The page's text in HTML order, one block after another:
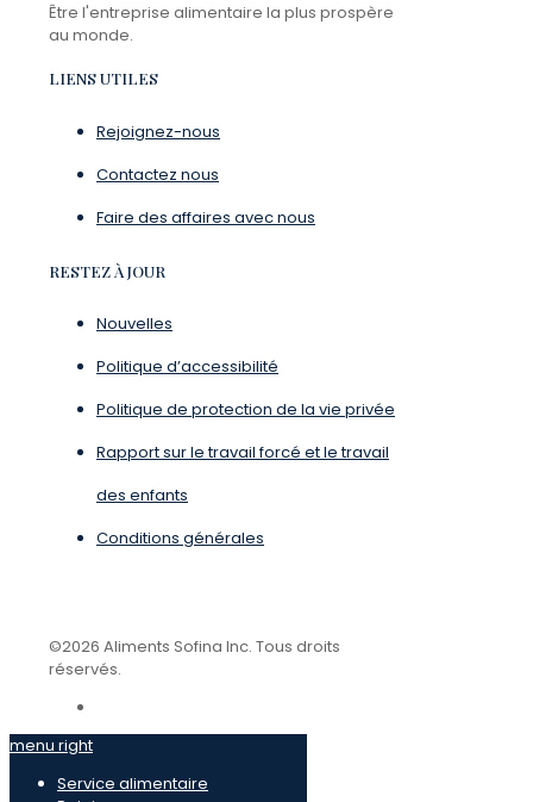
Être l'entreprise alimentaire la plus prospère
au monde.
LIENS UTILES
Rejoignez-nous
Contactez nous
Faire des affaires avec nous
RESTEZ À JOUR
Nouvelles
Politique d’accessibilité
Politique de protection de la vie privée
Rapport sur le travail forcé et le travail
des enfants
Conditions générales
©2026 Aliments Sofina Inc. Tous droits
réservés.
menu right
Service alimentaire